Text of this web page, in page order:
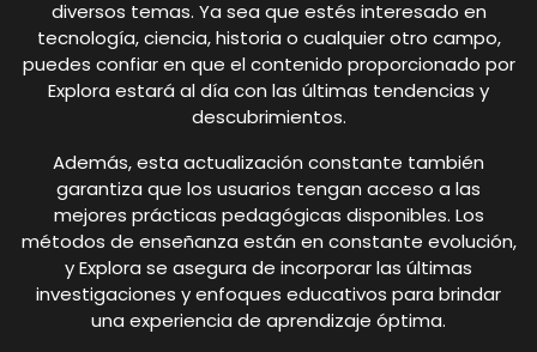
diversos temas. Ya sea que estés interesado en
tecnología, ciencia, historia o cualquier otro campo,
puedes confiar en que el contenido proporcionado por
Explora estará al día con las últimas tendencias y
descubrimientos.
Además, esta actualización constante también
garantiza que los usuarios tengan acceso a las
mejores prácticas pedagógicas disponibles. Los
métodos de enseñanza están en constante evolución,
y Explora se asegura de incorporar las últimas
investigaciones y enfoques educativos para brindar
una experiencia de aprendizaje óptima.